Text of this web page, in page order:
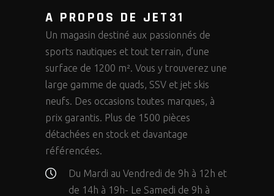
A PROPOS DE JET31
Un magasin destiné aux passionnés de
sports nautiques et tout terrain, d’une
surface de 1200 m². Vous y trouverez une
large gamme de quads, SSV et jet skis
neufs. Des occasions toutes marques, à
prix garantis. Plus de 1500 pièces
détachées en stock et davantage
référencées.
Du Mardi au Vendredi de 9h à 12h et
de 14h à 19h- Le Samedi de 9h à